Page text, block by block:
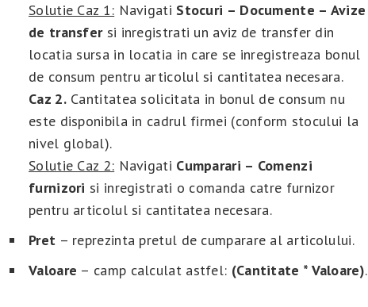
Solutie Caz 1: Navigati Stocuri – Documente – Avize
de transfersi inregistrati un aviz de transfer din
locatia sursa in locatia in care se inregistreaza bonul
de consum pentru articolul si cantitatea necesara.
Caz 2.Cantitatea solicitata in bonul de consum nu
este disponibila in cadrul firmei (conform stocului la
nivel global).
Solutie Caz 2: Navigati Cumparari – Comenzi
furnizori si inregistrati o comanda catre furnizor
pentru articolul si cantitatea necesara.
Pret – reprezinta pretul de cumparare al articolului.
Valoare – camp calculat astfel: (Cantitate * Valoare).